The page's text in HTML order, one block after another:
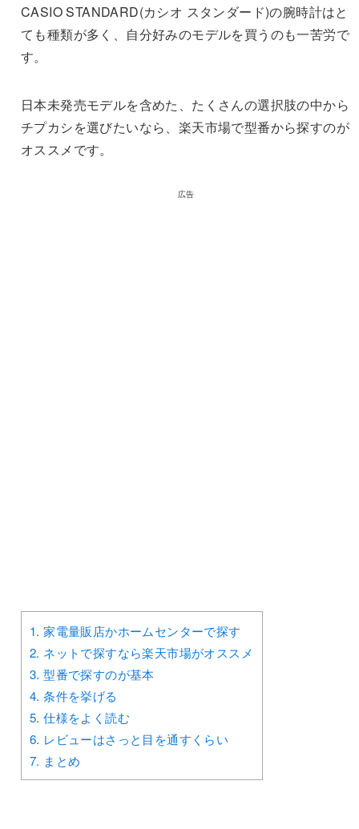
CASIO STANDARD(カシオ スタンダード)の腕時計はと
ても種類が多く、自分好みのモデルを買うのも一苦労で
す。
日本未発売モデルを含めた、たくさんの選択肢の中から
チプカシを選びたいなら、楽天市場で型番から探すのが
オススメです。
広告
1. 家電量販店かホームセンターで探す
2. ネットで探すなら楽天市場がオススメ
3. 型番で探すのが基本
4. 条件を挙げる
5. 仕様をよく読む
6. レビューはさっと目を通すくらい
7. まとめ